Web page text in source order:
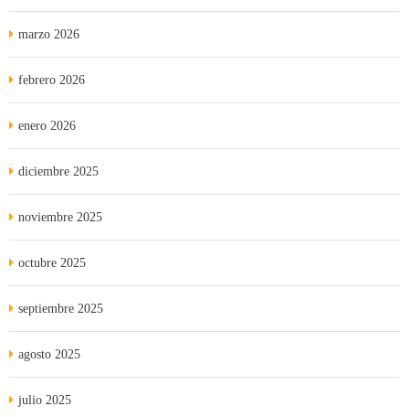
marzo 2026
febrero 2026
enero 2026
diciembre 2025
noviembre 2025
octubre 2025
septiembre 2025
agosto 2025
julio 2025